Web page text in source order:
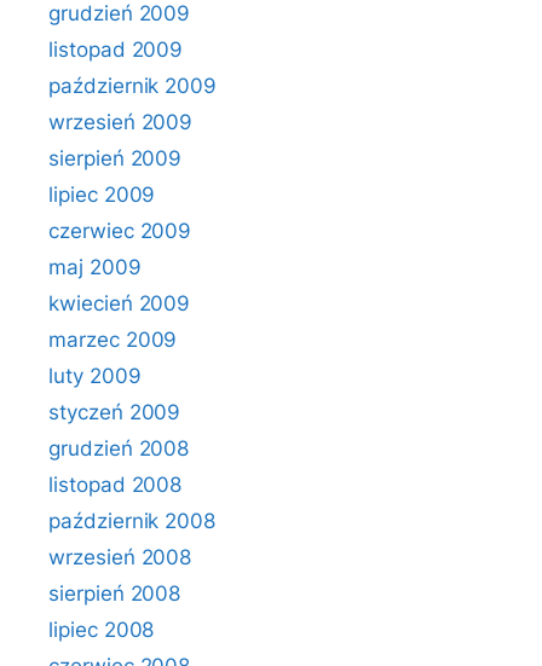
grudzień 2009
listopad 2009
październik 2009
wrzesień 2009
sierpień 2009
lipiec 2009
czerwiec 2009
maj 2009
kwiecień 2009
marzec 2009
luty 2009
styczeń 2009
grudzień 2008
listopad 2008
październik 2008
wrzesień 2008
sierpień 2008
lipiec 2008